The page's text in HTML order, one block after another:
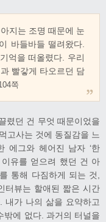
지는 조명 때문에 눈
바들바들 떨려왔다.
억을 떠올렸다. 우리
빨갛게 타오르던 담
쪽
렸던 건 무엇 때문이었을
고사는 것에 동질감을 느
에그와 헤어진 남자 ‘한
유를 얻으려 했던 건 아
통해 다짐하게 되는 것,
터뷰는 할애된 짧은 시간
내가 나의 삶을 요약하고
밖에 없다. 과거의 터널을